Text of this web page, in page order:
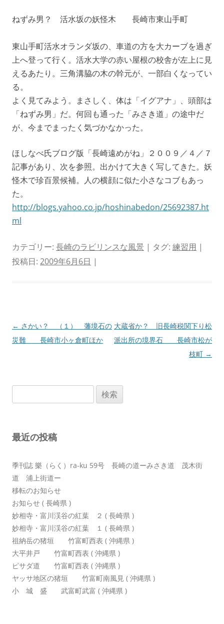
ねずみ男？ 活水坂の妖怪木 長崎市東山手町
東山手町活水オランダ坂の、車道の方を大カーブを過ぎ
上へ登って行く。活水大学の赤い屋根の校舎が左上に見
えるあたり。三角溝脇の木の幹元が、一部白くなってい
る。
よく見てみよう。まさしく、体は「イグアナ」、頭部は
「ねずみ男」だ。何回も通った「みさき道」の途中だ
が、今までまったく気づかなかった。
ほしなべ氏ブログ版「長崎遠めがね」２００９／４／７
記事があり、次を参照。出かけて大きく写してきた。妖
怪木で珍百景候補。人の横顔に似た小さなコブもあっ
た。
http://blogs.yahoo.co.jp/hoshinabedon/25692387.ht
ml
カテゴリー: 長崎のラビリンスな風景 | タグ: 練習用 |
投稿日: 2009年6月6日 |
投
稿
ン
← さかい？ （１） 藩境石の
災難 長崎市小ヶ倉町ほか
大蔵省か？ 旧長崎税関下り松
派出所の境界石 長崎市松が
枝町 →
索:
最近の投稿
季刊誌 樂（らく）ra-ku 59号 長崎の道ーみさき道 茂木街
道 浦上街道ー
移転のお知らせ
お知らせ ( 長崎県 )
妙相寺・富川渓谷の紅葉 ２ ( 長崎県 )
妙相寺・富川渓谷の紅葉 １ ( 長崎県 )
祖納岳の猪垣 竹富町西表 ( 沖縄県 )
大平井戸 竹富町西表 ( 沖縄県 )
ピサダ道 竹富町西表 ( 沖縄県 )
ヤッサ地区の猪垣 竹富町南風見 ( 沖縄県 )
小 城 盛 武富町武富 ( 沖縄県 )